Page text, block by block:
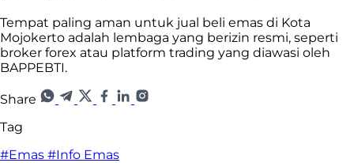
Tempat paling aman untuk jual beli emas di Kota
Mojokerto adalah lembaga yang berizin resmi, seperti
broker forex atau platform trading yang diawasi oleh
BAPPEBTI.
Share
Tag
#Emas #Info Emas